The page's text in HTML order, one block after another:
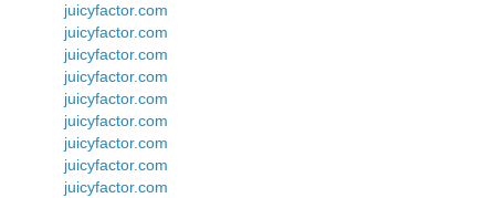
juicyfactor.com
juicyfactor.com
juicyfactor.com
juicyfactor.com
juicyfactor.com
juicyfactor.com
juicyfactor.com
juicyfactor.com
juicyfactor.com